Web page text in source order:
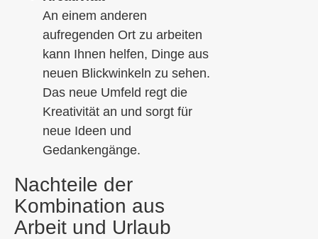
An einem anderen
aufregenden Ort zu arbeiten
kann Ihnen helfen, Dinge aus
neuen Blickwinkeln zu sehen.
Das neue Umfeld regt die
Kreativität an und sorgt für
neue Ideen und
Gedankengänge.
Nachteile der
Kombination aus
Arbeit und Urlaub